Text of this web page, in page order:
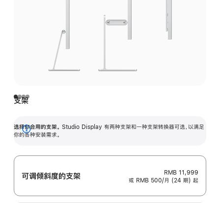
支架
选择你合用的支架。 Studio Display 有两种支架和一种支架转换器可选，以满足
你的各种安装需求。
展
可调倾斜度的支架
RMB 11,999
或 RMB 500/月 (24 期) 起